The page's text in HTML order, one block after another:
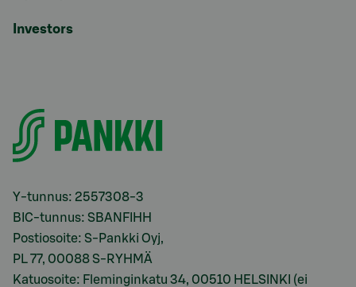
Investors
Y-tunnus: 2557308-3
BIC-tunnus: SBANFIHH
Postiosoite: S-Pankki Oyj,
PL 77, 00088 S-RYHMÄ
Katuosoite: Fleminginkatu 34, 00510 HELSINKI (ei